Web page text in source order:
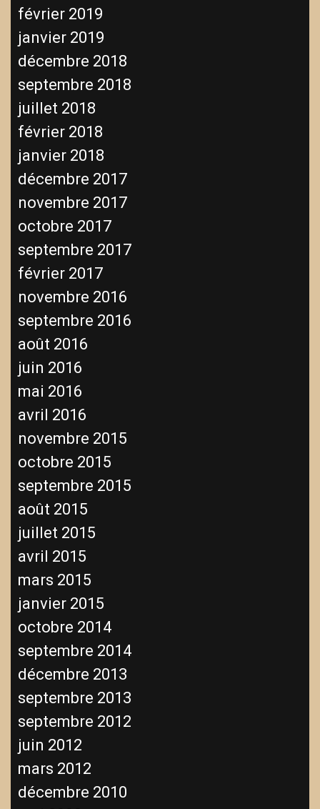
février 2019
janvier 2019
décembre 2018
septembre 2018
juillet 2018
février 2018
janvier 2018
décembre 2017
novembre 2017
octobre 2017
septembre 2017
février 2017
novembre 2016
septembre 2016
août 2016
juin 2016
mai 2016
avril 2016
novembre 2015
octobre 2015
septembre 2015
août 2015
juillet 2015
avril 2015
mars 2015
janvier 2015
octobre 2014
septembre 2014
décembre 2013
septembre 2013
septembre 2012
juin 2012
mars 2012
décembre 2010